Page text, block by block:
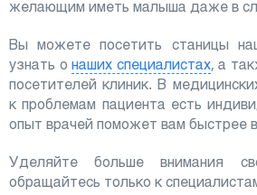
желающим иметь малыша даже в
Вы можете посетить станицы
узнать онаших специалистах, а
посетителей клиник. В
к проблемам пациента есть
опыт врачей поможет вам быстрее
Уделяйте больше внимания
обращайтесь только к